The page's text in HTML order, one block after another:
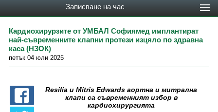
Записване на час
Кардиохирурзите от УМБАЛ Софиямед имплантират
най-съвременните клапни протези изцяло по здравна
каса (НЗОК)
петък 04 юли 2025
Resilia и Mitris Edwards аортна и митрална
клапи са съвременният избор в
кардиохирургията